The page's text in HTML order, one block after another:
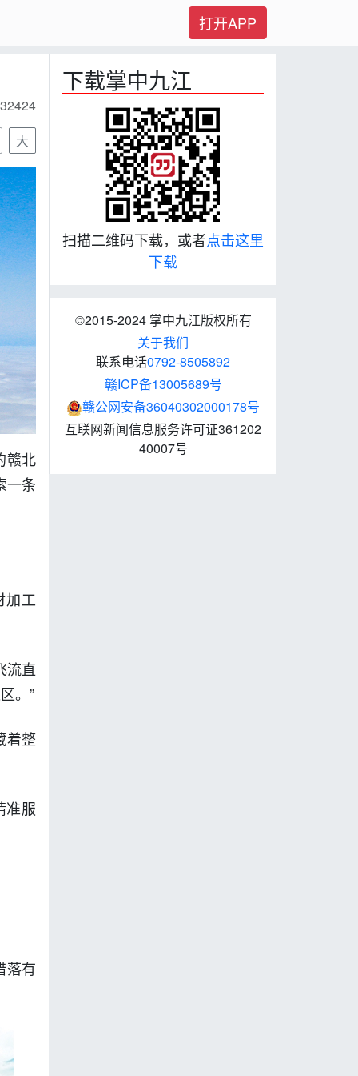
打开APP
大
赣北
一条
加工
流直
。”
着整
准服
落有
下载掌中九江
扫描二维码下载，或者点击这里
下载
©2015-2024 掌中九江版权所有
关于我们
联系电话0792-8505892
赣ICP备13005689号
赣公网安备36040302000178号
互联网新闻信息服务许可证361202
40007号